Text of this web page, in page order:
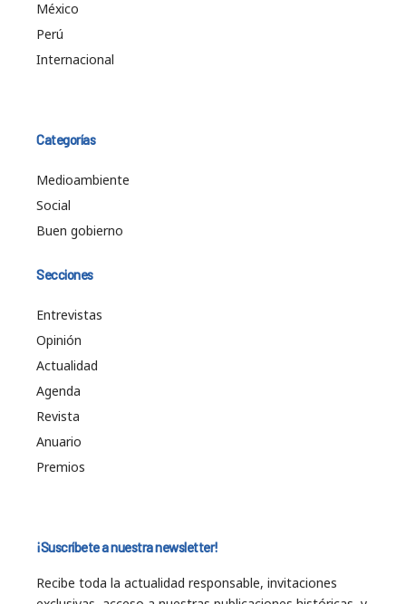
México
Perú
Internacional
Categorías
Medioambiente
Social
Buen gobierno
Secciones
Entrevistas
Opinión
Actualidad
Agenda
Revista
Anuario
Premios
¡Suscríbete a nuestra newsletter!
Recibe toda la actualidad responsable, invitaciones